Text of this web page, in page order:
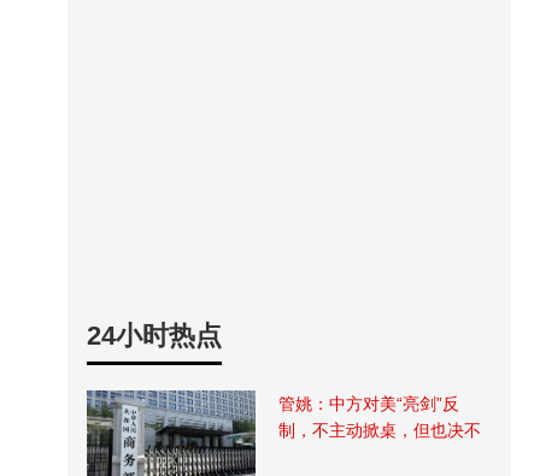
24小时热点
管姚：中方对美“亮剑”反
制，不主动掀桌，但也决不